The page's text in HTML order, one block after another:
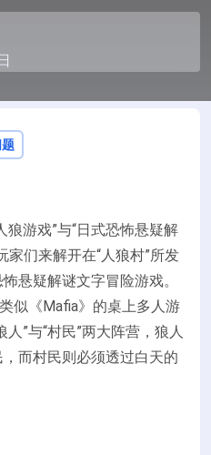
狼游戏”与“日式恐怖悬疑解
家们来解开在“人狼村”所发
悬疑解谜文字冒险游戏。
似《Mafia》的桌上多人游
”与“村民”两大阵营，狼人
而村民则必须透过白天的